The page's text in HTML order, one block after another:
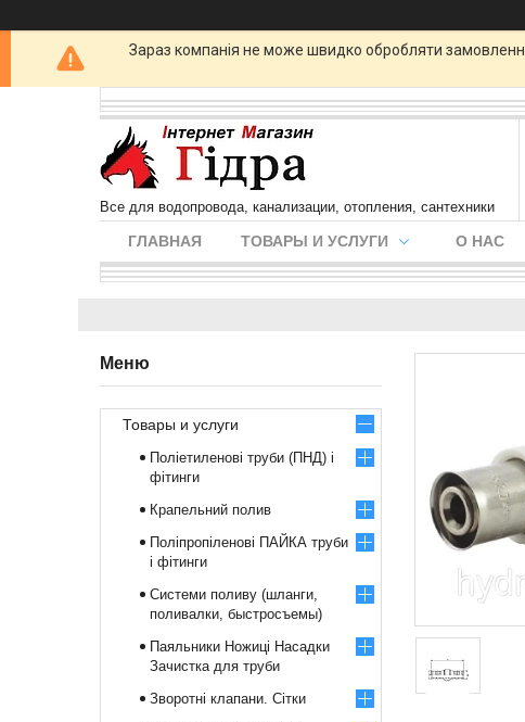
Зараз компанія не може швидко обробляти
Все для водопровода, канализации, отопления, сантехники
ГЛАВНАЯ ТОВАРЫ И УСЛУГИ О НАС
Товары и услуги
Поліетиленові труби (ПНД) і
фітинги
Крапельний полив
Поліпропіленові ПАЙКА труби
і фітинги
Системи поливу (шланги,
поливалки, быстросъемы)
Паяльники Ножиці Насадки
Зачистка для труби
Зворотні клапани. Сітки